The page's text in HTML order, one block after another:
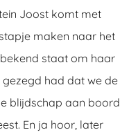
Joost komt met
maken naar het
staat om haar
had dat we de
blijdschap aan boord
En ja hoor, later